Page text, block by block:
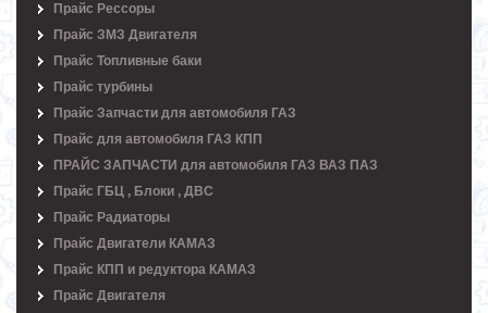
Прайс Рессоры
Прайс ЗМЗ Двигателя
Прайс Топливные баки
Прайс турбины
Прайс Запчасти для автомобиля ГАЗ
Прайс для автомобиля ГАЗ КПП
ПРАЙС ЗАПЧАСТИ для автомобиля ГАЗ ВАЗ ПАЗ
Прайс ГБЦ , Блоки , ДВС
Прайс Радиаторы
Прайс Двигатели КАМАЗ
Прайс КПП и редуктора КАМАЗ
Прайс Двигателя